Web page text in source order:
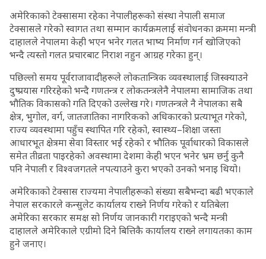
अमेरिकाको टेक्सासमा रहेका नेपालीहरूको संस्था नेपाली समाज
टेक्सासले गरेको स्वागत तथा सम्मान कार्यक्रमलाई संवोधनका क्रममा मन्त्री
दाहालले नेपालमा केही भएन भनेर गलत भाष्य निर्माण गर्न खोजिएको
भन्दै त्यस्तो गलत प्रचारबाट निराश नहुन आग्रह गरेका हुन्।
पछिल्लो समय पूर्वराजावादीहरूले लोकतान्त्रिक व्यवस्थालाई जिस्क्याउने
दुष्प्रयास गरिरहेको भन्दै गणतन्त्र र लोकतन्त्रलेनै नेपालमा सामाजिक तथा
भौतिक विकासको गति दिएको उल्लेख गरे। गणतन्त्रले नै नेपालका सबै
क्षेत्र, भुगोल, वर्ग, जातजातिका नागरिकको अधिकारको प्रत्याभूत गरेको,
राज्य व्यवस्थामा पहुँच स्थापित गरि रहेको, स्वास्थ्य–शिक्षा जस्ता
आधारभूत क्षेत्रमा सेवा विस्तार भई रहेको र भौतिक पूर्वाधारको विकासले
समेत तीव्रता पाइरहेको अवस्थामा देशमा केही भएन भनेर भ्रम छर्नु कुनै
पनि नेपाली र विश्वजगतले नपत्याउने कुरा भएको उनको भनाइ थियो।
अमेरिकाको टेक्सास राज्यमा नेपालीहरूको संख्या सबैभन्दा बढी भएकाले
नेपाल सरकारले कन्सुलेट कार्यालय राख्ने निर्णय गरेको र यतिबेला
अमेरिका सरकार समक्ष सो निर्णय जानकारी गराइएको भन्दै मन्त्री
दाहालले अमेरिकाले एग्रीमो दिने बित्तिकै कार्यालय राख्ने लगायतका काम
हुने जनाए।